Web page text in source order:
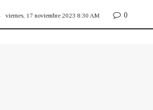
viernes, 17 noviembre 2023 8:30 AM 0